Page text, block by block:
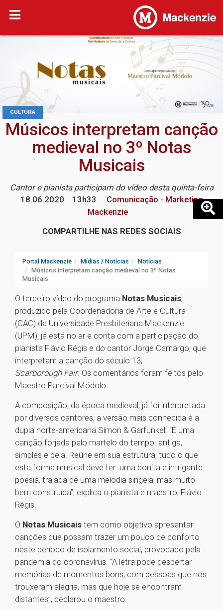
CULTURA
Músicos interpretam canção
medieval no 3º Notas
Musicais
Cantor e pianista participam do vídeo desta quinta-feira
18.06.2020
13h33
Comunicação - Marketing
Mackenzie
COMPARTILHE NAS REDES SOCIAIS
Portal Mackenzie Mídias / Notícias
Notícias
Músicos interpretam canção medieval no 3º Notas
Musicais
O terceiro vídeo do programa Notas Musicais,
produzido pela Coordenadoria de Arte e Cultura
(CAC) da Universidade Presbiteriana Mackenzie
(UPM), já está no ar e conta com a participação do
pianista Flávio Régis e do cantor Jorge Camargo, que
interpretam a canção do século 13,
Scarborough Fair. Os comentários foram feitos pelo
Maestro Parcival Módolo.
A composição, da época medieval, já foi interpretada
por diversos cantores, a versão mais conhecida é a
dupla norte-americana Simon & Garfunkel. “É uma
canção forjada pelo martelo do tempo: antiga,
simples e bela. Reúne em sua estrutura, tudo o que
esta forma musical deve ter: uma bonita e intrigante
poesia, trajada de uma melodia singela, mas muito
bem construída”, explica o pianista e maestro, Flávio
Régis.
O Notas Musicais tem como objetivo apresentar
canções que possam trazer um pouco de conforto
neste período de isolamento social, provocado pela
pandemia do coronavírus. “A letra pode despertar
memórias de momentos bons, com pessoas que nos
trouxeram alegria, mas que hoje se encontram
distantes”, declarou o maestro.